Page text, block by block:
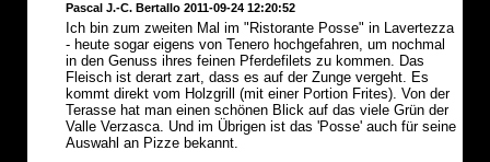
Pascal J.-C. Bertallo 2011-09-24 12:20:52
Ich bin zum zweiten Mal im "Ristorante Posse" in Lavertezza
- heute sogar eigens von Tenero hochgefahren, um nochmal
in den Genuss ihres feinen Pferdefilets zu kommen. Das
Fleisch ist derart zart, dass es auf der Zunge vergeht. Es
kommt direkt vom Holzgrill (mit einer Portion Frites). Von der
Terasse hat man einen schönen Blick auf das viele Grün der
Valle Verzasca. Und im Übrigen ist das 'Posse' auch für seine
Auswahl an Pizze bekannt.